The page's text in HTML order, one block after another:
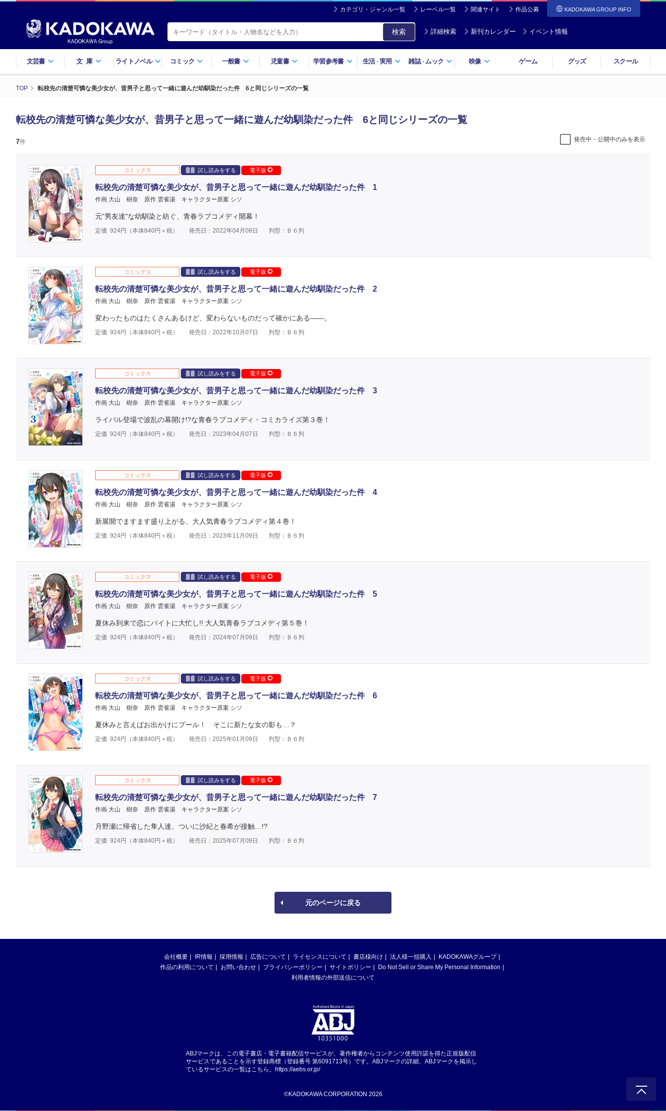
カテゴリ・ジャンル一覧 レーベル一覧 関連サイト 作品公募 KADOKAWA GROUP INFO
検索 詳細検索 新刊カレンダー イベント情報
文芸書 文庫 ライトノベル コミック 一般書 児童書 学習参考書 生活・実用 雑誌・ ムック 映像 ゲーム グッズ スクール
TOP 転校先の清楚可憐な美少女が、昔男子と思って一緒に遊んだ幼馴染だった件 6と同じシリーズの一覧
転校先の清楚可憐な美少女が、昔男子と思って一緒に遊んだ幼馴染だった件 6と同じシリーズの一覧
7件 発売中・公開中のみを表示
コミックス 試し読みをする 電子版
転校先の清楚可憐な美少女が、昔男子と思って一緒に遊んだ幼馴染だった件 1
作画 大山 樹奈 原作 雲雀湯 キャラクター原案 シソ
元"男友達"な幼馴染と紡ぐ、青春ラブコメディ開幕！
定価 924円（本体840円＋税） 発売日：2022年04月08日 判型：Ｂ６判
コミックス 試し読みをする 電子版
転校先の清楚可憐な美少女が、昔男子と思って一緒に遊んだ幼馴染だった件 2
作画 大山 樹奈 原作 雲雀湯 キャラクター原案 シソ
変わったものはたくさんあるけど、変わらないものだって確かにある――。
定価 924円（本体840円＋税） 発売日：2022年10月07日 判型：Ｂ６判
コミックス 試し読みをする 電子版
転校先の清楚可憐な美少女が、昔男子と思って一緒に遊んだ幼馴染だった件 3
作画 大山 樹奈 原作 雲雀湯 キャラクター原案 シソ
ライバル登場で波乱の幕開け!?な青春ラブコメディ・コミカライズ第３巻！
定価 924円（本体840円＋税） 発売日：2023年04月07日 判型：Ｂ６判
コミックス 試し読みをする 電子版
転校先の清楚可憐な美少女が、昔男子と思って一緒に遊んだ幼馴染だった件 4
作画 大山 樹奈 原作 雲雀湯 キャラクター原案 シソ
新展開でますます盛り上がる、大人気青春ラブコメディ第４巻！
定価 924円（本体840円＋税） 発売日：2023年11月09日 判型：Ｂ６判
コミックス 試し読みをする 電子版
転校先の清楚可憐な美少女が、昔男子と思って一緒に遊んだ幼馴染だった件 5
作画 大山 樹奈 原作 雲雀湯 キャラクター原案 シソ
夏休み到来で恋にバイトに大忙し!! 大人気青春ラブコメディ第５巻！
定価 924円（本体840円＋税） 発売日：2024年07月09日 判型：Ｂ６判
コミックス 試し読みをする 電子版
転校先の清楚可憐な美少女が、昔男子と思って一緒に遊んだ幼馴染だった件 6
作画 大山 樹奈 原作 雲雀湯 キャラクター原案 シソ
夏休みと言えばお出かけにプール！ そこに新たな女の影も…？
定価 924円（本体840円＋税） 発売日：2025年01月09日 判型：Ｂ６判
コミックス 試し読みをする 電子版
転校先の清楚可憐な美少女が、昔男子と思って一緒に遊んだ幼馴染だった件 7
作画 大山 樹奈 原作 雲雀湯 キャラクター原案 シソ
月野瀬に帰省した隼人達、ついに沙紀と春希が接触…!?
定価 924円（本体840円＋税） 発売日：2025年07月09日 判型：Ｂ６判
元のページに戻る
会社概要 IR情報 採用情報 広告について ライセンスについて 書店様向け 法人様一括購入
KADOKAWAグループ
作品の利用について
お問い合わせ プライバシーポリシー サイトポリシー
Do Not Sell or Share My Personal Information
利用者情報の外部送信について
ABJマークは、この電子書店・電子書籍配信サービスが、著作権者からコンテンツ使用許諾を得た正規版配信
サービスであることを示す登録商標（登録番号 第6091713号）です。ABJマークの詳細、ABJマークを掲示し
ているサービスの一覧はこちら。 https://aebs.or.jp/
©KADOKAWA CORPORATION 2026